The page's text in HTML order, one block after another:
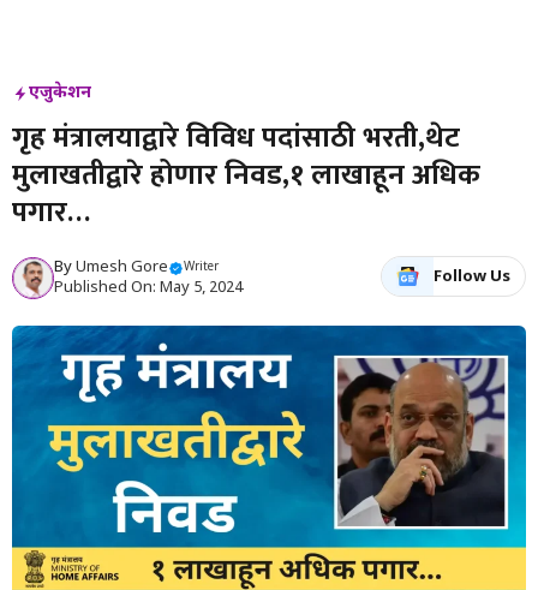
एजुकेशन
गृह मंत्रालयाद्वारे विविध पदांसाठी भरती,थेट
मुलाखतीद्वारे होणार निवड,१ लाखाहून अधिक
पगार…
ByUmesh Gore Writer
Published On: May 5, 2024
Follow Us